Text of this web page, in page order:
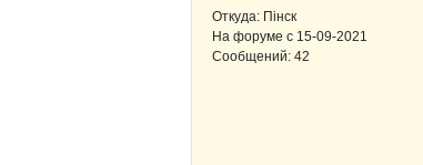
Откуда: Пінск
На форуме с 15-09-2021
Сообщений: 42